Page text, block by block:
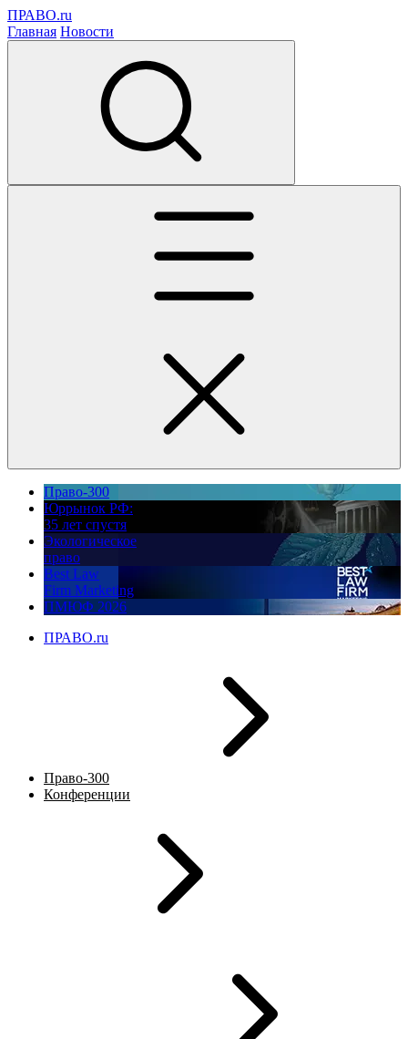
ПРАВО.ru
Главная Новости
Право-300
Юррынок РФ:
35 лет спустя
Экологическое
право
Best Law
Firm Marketing
ПМЮФ 2026
ПРАВО.ru
Право-300
Конференции